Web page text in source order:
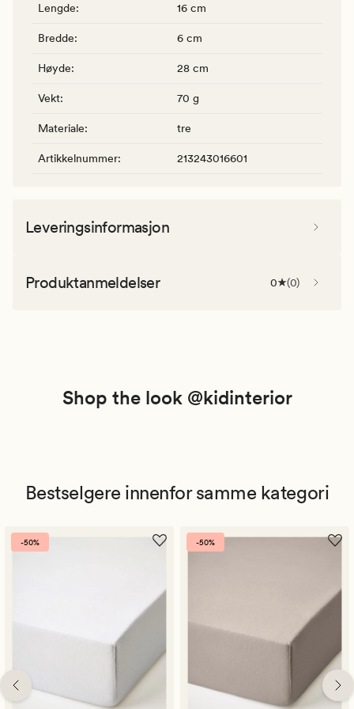
Lengde: 16 cm
Bredde: 6 cm
Høyde: 28 cm
Vekt: 70 g
Materiale: tre
Artikkelnummer: 213243016601
Leveringsinformasjon
Produktanmeldelser 0 (0)
Shop the look @kidinterior
Bestselgere innenfor samme kategori
-50% -50%